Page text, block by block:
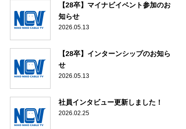
【28卒】マイナビイベント参加のお
知らせ
2026.05.13
【28卒】インターンシップのお知ら
せ
2026.05.13
社員インタビュー更新しました！
2026.02.25